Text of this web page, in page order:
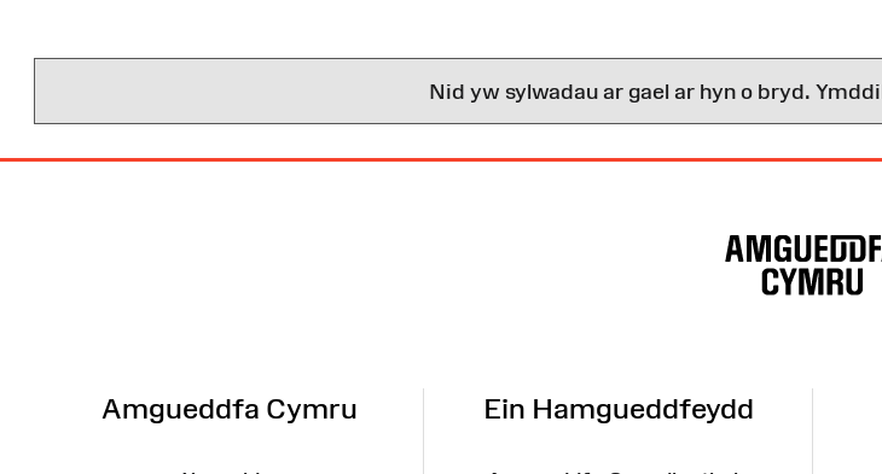
Nid yw sylwadau ar gael ar hyn o bryd.
Amgueddfa Cymru Ein Hamgueddfeydd